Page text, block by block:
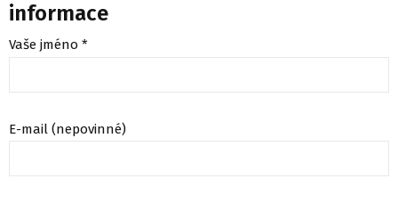
informace
Vaše jméno *
E-mail (nepovinné)